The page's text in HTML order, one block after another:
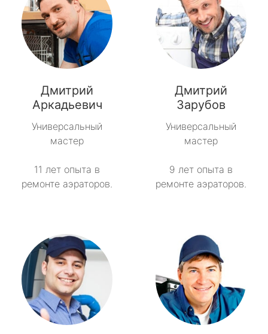
Дмитрий
Аркадьевич
Универсальный
мастер
11 лет опыта в
ремонте аэраторов.
Дмитрий
Зарубов
Универсальный
мастер
9 лет опыта в
ремонте аэраторов.